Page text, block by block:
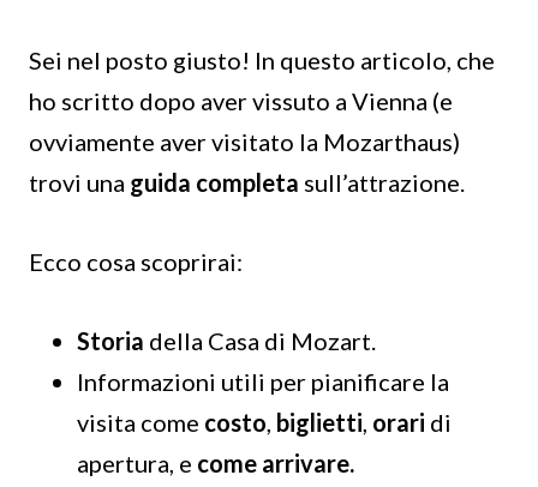
Sei nel posto giusto! In questo articolo, che
ho scritto dopo aver vissuto a Vienna (e
ovviamente aver visitato la Mozarthaus)
trovi una guida completa sull’attrazione.
Ecco cosa scoprirai:
Storia della Casa di Mozart.
Informazioni utili per pianificare la
visita come costo, biglietti, orari di
apertura, e come arrivare.